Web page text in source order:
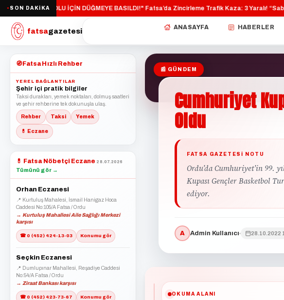
● SON DAKİKA
ÇEVRE YOLU İÇİN DÜĞMEYE BASILDI!"·Fatsa’da Zincirleme Trafik Kaza: 3 Yaralı!·“Sabah
fatsagazetesi ANASAYFA HABERLER
🧭 Fatsa Hızlı Rehber
YEREL BAĞLANTILAR
Şehir içi pratik bilgiler
Taksi durakları, yemek noktaları, dolmuş saatleri
ve şehir rehberine tek dokunuşla ulaş.
Rehber Taksi Yemek
💊 Eczane
💊 Fatsa Nöbetçi Eczane 28.07.2026
Tümünü gör →
Orhan Eczanesi
📍 Kurtuluş Mahalesi, İsmail Hanigaz Hoca
Caddesi No:105/A Fatsa / Ordu
→ Kurtuluş Mahallesi Aile Sağlığı Merkezi
karşısı
☎ 0 (452) 424-13-03 Konumu gör
Seçkin Eczanesi
📍 Dumlupınar Mahallesi, Reşadiye Caddesi
No:54/A Fatsa / Ordu
→ Ziraat Bankası karşısı
☎ 0 (452) 423-73-67 Konumu gör
📰 GÜNDEM
Cumhuriyet
Oldu
FATSA GAZETESI NOTU
Ordu’da Cumhuriyet’in 99.
Kupası Gençler Basketbol
ediyor.
A Admin Kullanıcı 28.10.2022
OKUMA ALANI